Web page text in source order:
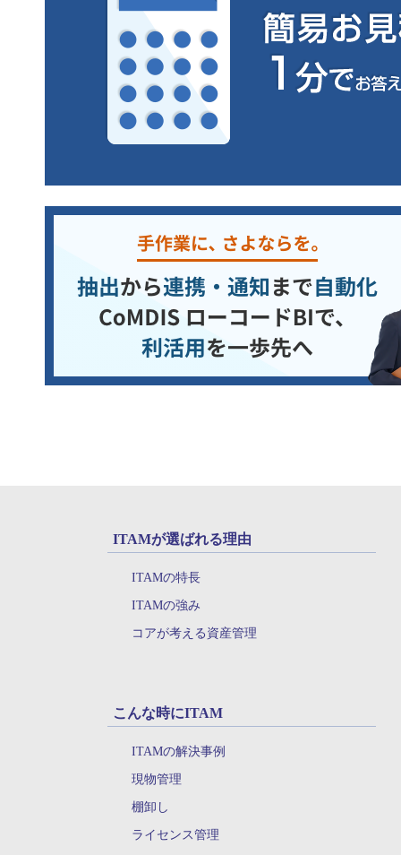
ITAMが選ばれる理由
ITAMの特長
ITAMの強み
コアが考える資産管理
こんな時にITAM
ITAMの解決事例
現物管理
棚卸し
ライセンス管理